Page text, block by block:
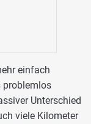
einfach
problemlos
Unterschied
viele Kilometer